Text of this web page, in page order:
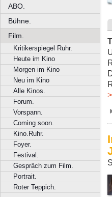
ABO.
Bühne.
Film.
Kritikerspiegel Ruhr.
Heute im Kino
Morgen im Kino
Neu im Kino
Alle Kinos.
Forum.
Vorspann.
Coming soon.
Kino.Ruhr.
Foyer.
Festival.
Gespräch zum Film.
Portrait.
Roter Teppich.